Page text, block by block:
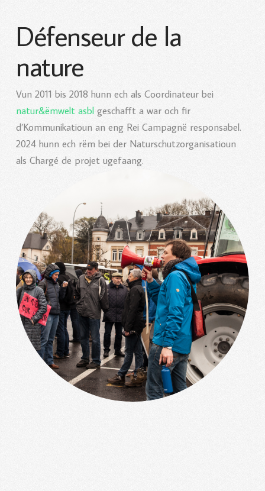
Défenseur de la
nature
Vun 2011 bis 2018 hunn ech als Coordinateur bei
natur&ëmwelt asblgeschafft a war och fir
d’Kommunikatioun an eng Rei Campagnë responsabel.
2024 hunn ech rëm bei der Naturschutzorganisatioun
als Chargé de projet ugefaang.